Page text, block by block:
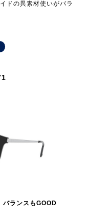
ドの異素材使いがバラ
バランスもGOOD